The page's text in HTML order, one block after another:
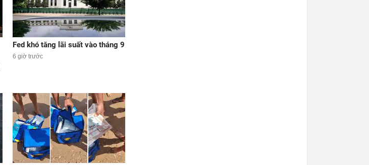
Fed khó tăng lãi suất vào tháng 9
6 giờ trước